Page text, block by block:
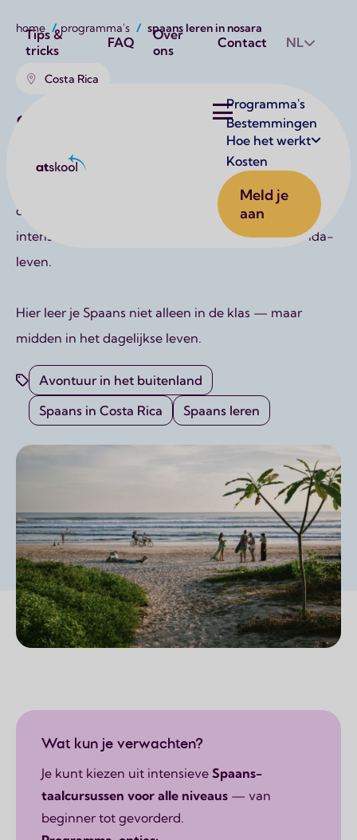
Utilities
Tips &
tricks
FAQ
Over
ons
Contact NL
Atskool
Hoofdnavigatie
Programma's
Bestemmingen
Hoe het werkt
Kosten
Meld je
aan
Kruimelpad
home programma's spaans leren in nosara
Costa Rica
Spaans leren in Nosara
Wil je Spaans leren in een tropische omgeving,
omringd door jungle, stranden en lokale cultuur? Aan
de Pacific-kust van Costa Rica combineer je
intensieve taallessen met het ontspannen Pura Vida-
leven.
Hier leer je Spaans niet alleen in de klas — maar
midden in het dagelijkse leven.
Avontuur in het buitenland
Spaans in Costa Rica
Spaans leren
Page content
Wat kun je verwachten?
Je kunt kiezen uit intensieve Spaans-
taalcursussen voor alle niveaus — van
beginner tot gevorderd.